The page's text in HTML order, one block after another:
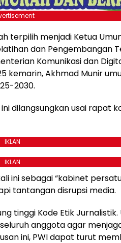
terpilih menjadi Ketua
dan Pengembangan
Komunikasi dan
kemarin, Akhmad Munir
2030.
dilangsungkan usai rapat
IKLAN
IKLAN
ini sebagai “kabinet
tantangan disrupsi media.
tinggi Kode Etik Jurnalistik.
anggota agar
ini, PWI dapat turut